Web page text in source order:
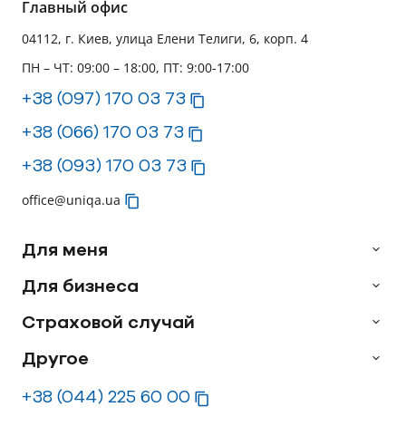
Главный офис
04112, г. Киев, улица Елени Телиги, 6, корп. 4
ПН – ЧТ: 09:00 – 18:00, ПТ: 9:00-17:00
+38 (097) 170 03 73
+38 (066) 170 03 73
+38 (093) 170 03 73
office@uniqa.ua
Для меня
Для бизнеса
Страховой случай
Другое
+38 (044) 225 60 00